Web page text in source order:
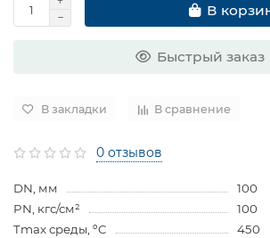
В
Быстрый заказ
В закладки В сравнение
0 отзывов
DN, мм
100
PN, кгс/см²
100
Tmax среды, ºC
450